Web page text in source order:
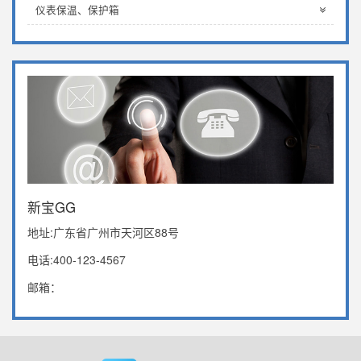
仪表保温、保护箱
新宝GG
地址:广东省广州市天河区88号
电话:400-123-4567
邮箱：